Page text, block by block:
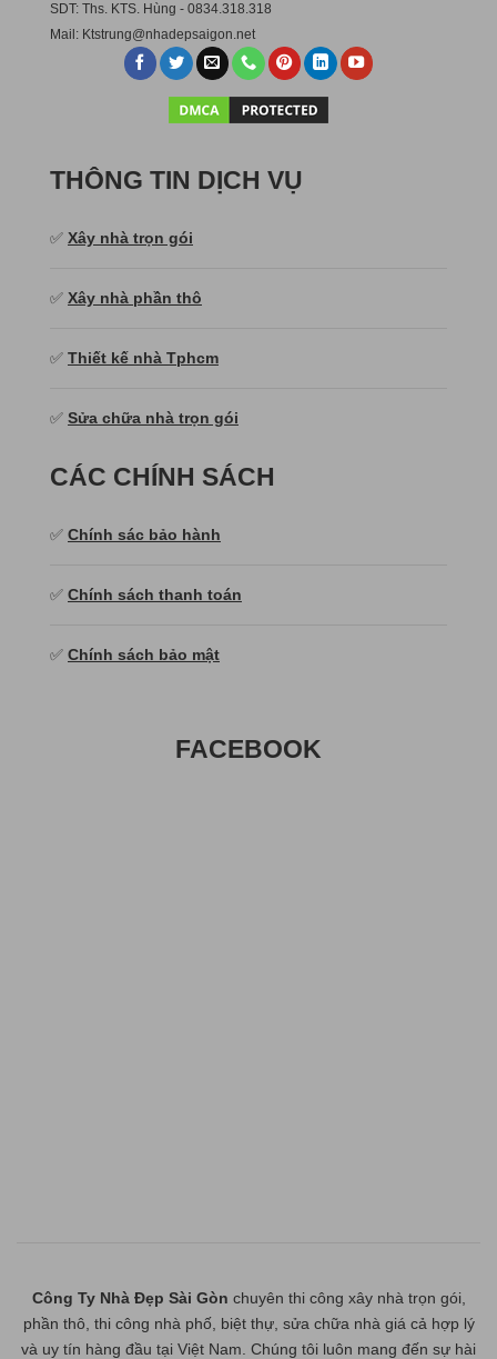
SDT: Ths. KTS. Hùng - 0834.318.318
Mail: Ktstrung@nhadepsaigon.net
THÔNG TIN DỊCH VỤ
✅ Xây nhà trọn gói
✅ Xây nhà phần thô
✅ Thiết kế nhà Tphcm
✅ Sửa chữa nhà trọn gói
CÁC CHÍNH SÁCH
✅ Chính sác bảo hành
✅ Chính sách thanh toán
✅ Chính sách bảo mật
FACEBOOK
Công Ty Nhà Đẹp Sài Gòn chuyên thi công xây nhà trọn gói,
phần thô, thi công nhà phố, biệt thự, sửa chữa nhà giá cả hợp lý
và uy tín hàng đầu tại Việt Nam. Chúng tôi luôn mang đến sự hài